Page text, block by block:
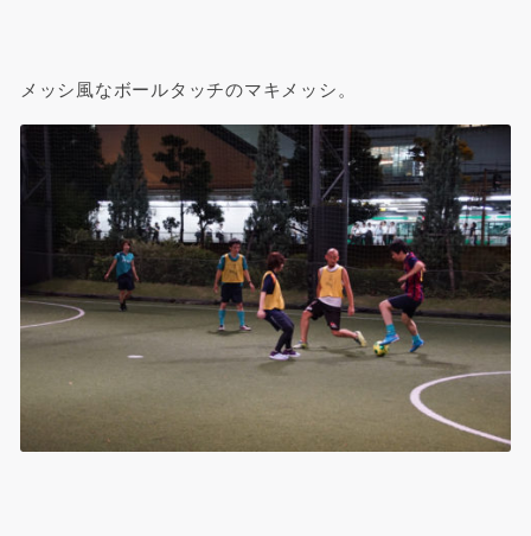
メッシ風なボールタッチのマキメッシ。